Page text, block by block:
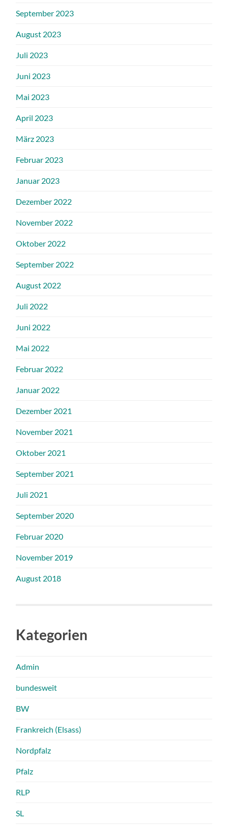
September 2023
August 2023
Juli 2023
Juni 2023
Mai 2023
April 2023
März 2023
Februar 2023
Januar 2023
Dezember 2022
November 2022
Oktober 2022
September 2022
August 2022
Juli 2022
Juni 2022
Mai 2022
Februar 2022
Januar 2022
Dezember 2021
November 2021
Oktober 2021
September 2021
Juli 2021
September 2020
Februar 2020
November 2019
August 2018
Kategorien
Admin
bundesweit
BW
Frankreich (Elsass)
Nordpfalz
Pfalz
RLP
SL